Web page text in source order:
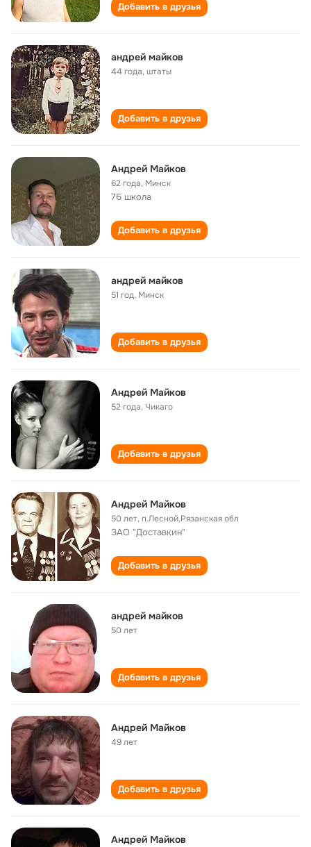
Добавить в друзья
андрей майков
44 года,штаты
Добавить в друзья
Андрей Майков
62 года, Минск
76 школа
Добавить в друзья
андрей майков
51 год, Минск
Добавить в друзья
Андрей Майков
52 года,Чикаго
Добавить в друзья
Андрей Майков
50 лет,п.Лесной,Рязанская обл
ЗАО "Доставкин"
Добавить в друзья
андрей майков
50 лет
Добавить в друзья
Андрей Майков
49 лет
Добавить в друзья
Андрей Майков